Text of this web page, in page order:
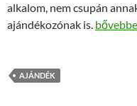
alkalom, nem csupán
ajándékozónak is.
AJÁNDÉK